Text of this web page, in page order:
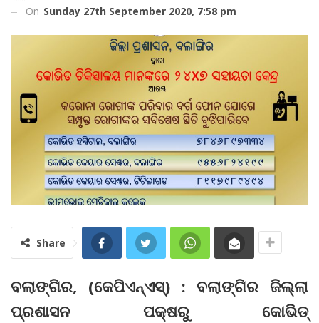
On Sunday 27th September 2020, 7:58 pm
Share
ବଲାଙ୍ଗିର, (କେପିଏନ୍‌ଏସ୍‌) : ବଲାଙ୍ଗିର ଜିଲ୍ଲା
ପ୍ରଶାସନ ପକ୍ଷରୁ କୋଭିଡ୍‌